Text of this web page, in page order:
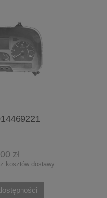
zł
kosztów dostawy